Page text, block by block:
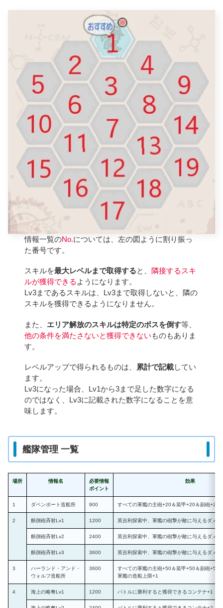
情報一覧のNo.については、左の図ように割り振っ
た番号です。
スキルを最大レベルまで取得すると、 隣接するスキ
ルが獲得できる ようになります。
Lv3まであるスキルは、Lv3まで取得しないと、隣の
スキルを獲得できるようになりません。
また、 エリア解放のスキルは特定のボスを倒す等、
他の条件を満たさないと獲得できない ものもありま
す。
レベルアップで得られるものは、 累計で記載してい
ます。
Lv3になった場合、Lv1から3まで足した数字になる
のではなく、Lv3に記載された数字になることを意
味します。
艦隊管理 一覧
場所 情報名
必要情報
ポイント
効果
1 ダベンポート造船所 900 すべての軍艦の主砲+20＆装甲+20＆副砲+20
2 舷側砲斉射Lv1 1200 英吉利探索中、軍艦の砲撃が敵に与えるダメ
舷側砲斉射Lv2 2400 英吉利探索中、軍艦の砲撃が敵に与えるダメ
舷側砲斉射Lv3 3600 英吉利探索中、軍艦の砲撃が敵に与えるダメ
3
ハーランド・アンド・
ウォルフ造船所
3600
すべての軍艦の主砲+50＆装甲+50＆副砲+50
軍艦の造船上限+1
4 海上の略奪Lv1 1200 バトルに勝利すると獲得できるコンテナ+1（